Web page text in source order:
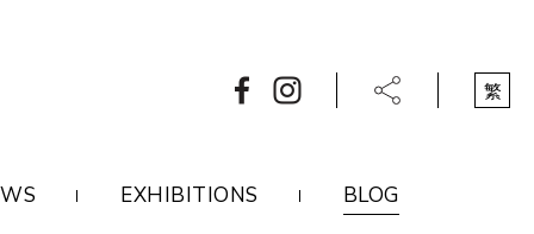
繁
EXHIBITIONS BLOG